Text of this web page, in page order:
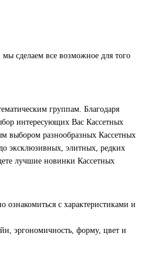
сделаем все возможное для того
группам. Благодаря
интересующих Вас Кассетных
выбором разнообразных Кассетных
эксклюзивных, элитных, редких
лучшие новинки Кассетных
с характеристиками и
эргономичность, форму, цвет и